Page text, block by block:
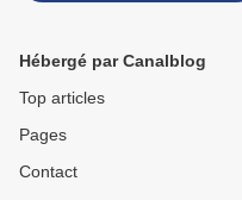
Hébergé par Canalblog
Top articles
Pages
Contact